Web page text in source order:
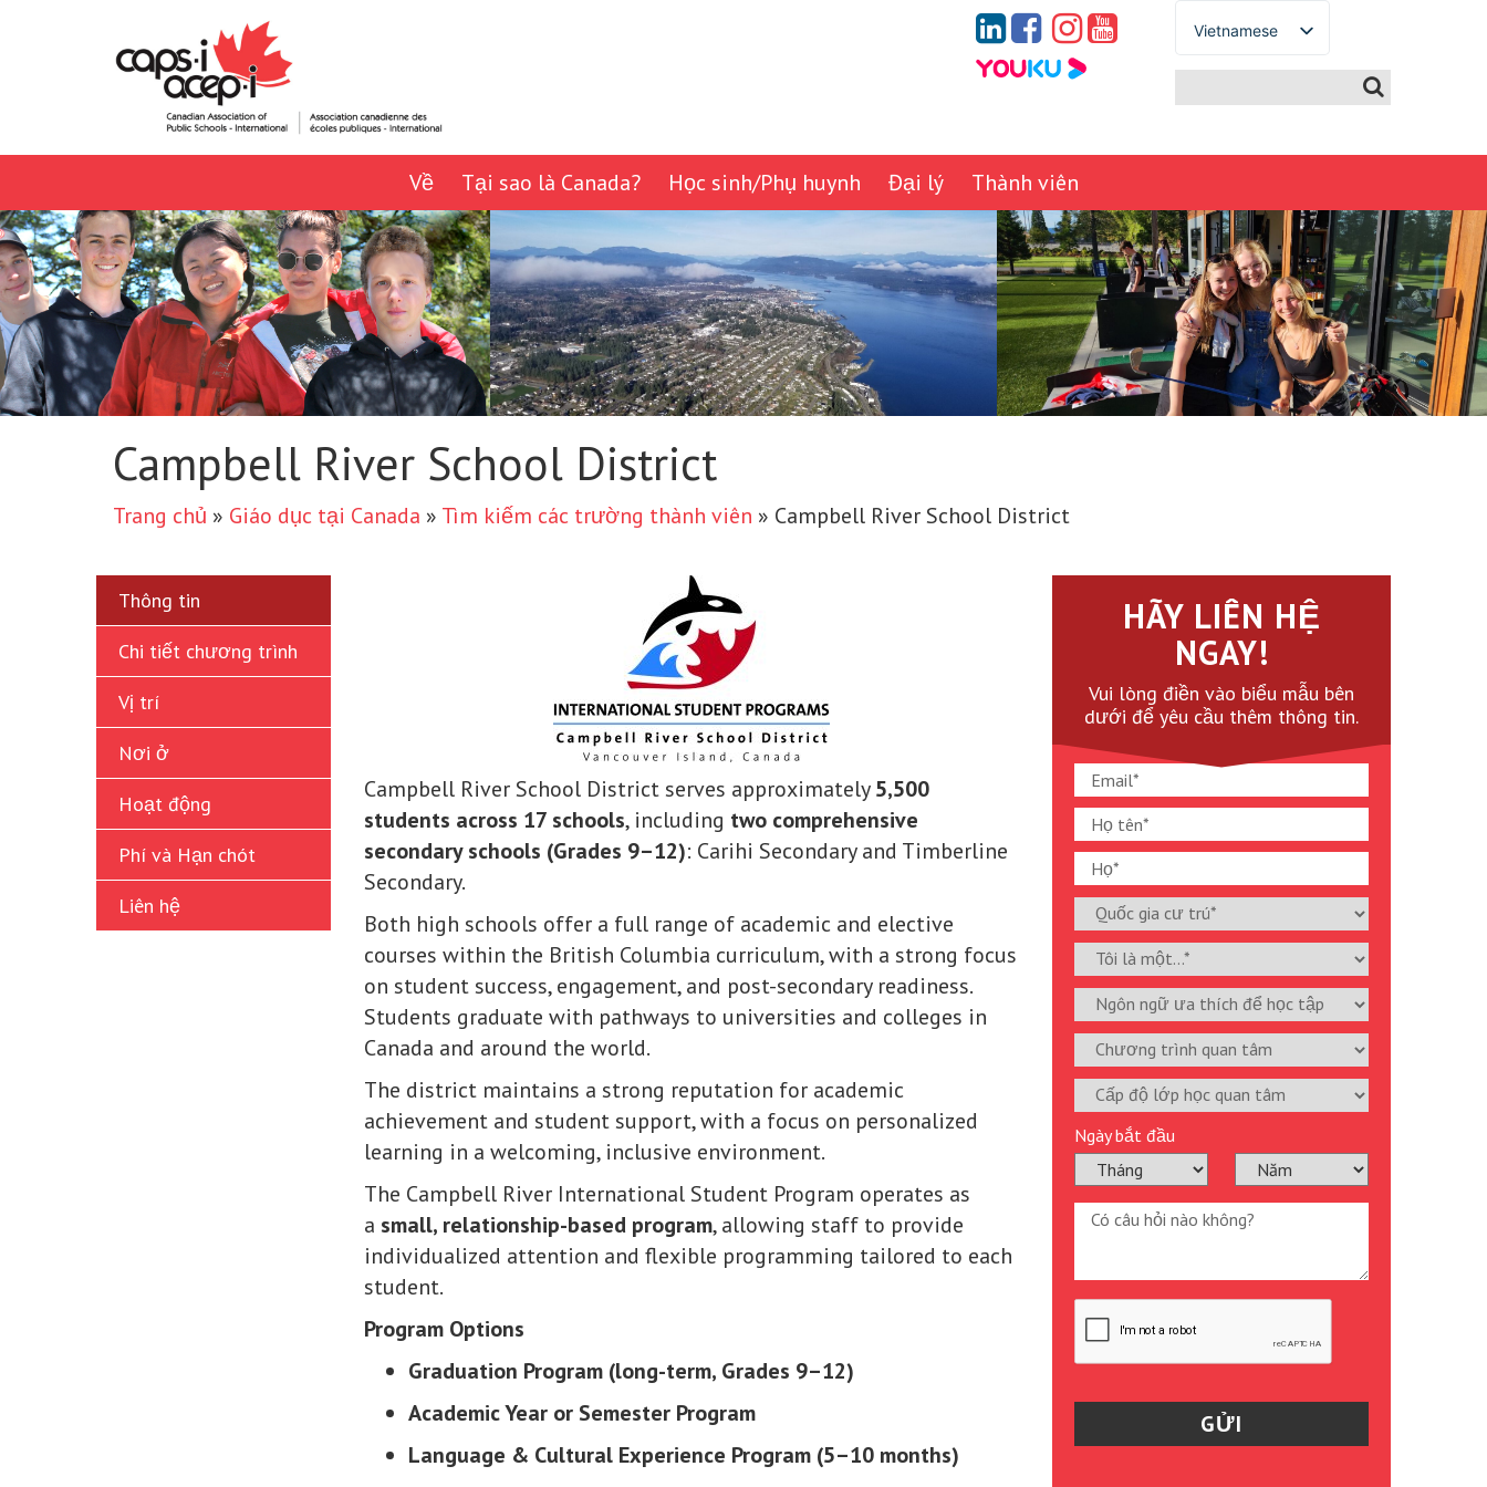
Vietnamese
German
Portuguese
Arabic
Russian
Japanese
Korean
Chinese
Thai
Về Tại sao là Canada? Học sinh/Phụ huynh Đại lý Thành viên
Campbell River School District
Trang chủ » Giáo dục tại Canada » Tìm kiếm các trường thành viên » Campbell River School District
Thông tin
Chi tiết chương trình
Vị trí
Nơi ở
Hoạt động
Phí và Hạn chót
Liên hệ
Campbell River School District serves approximately5,500
students across 17 schools, including two comprehensive
secondary schools (Grades 9–12): Carihi Secondary and Timberline
Secondary.
Both high schools offer a full range of academic and elective
courses within the British Columbia curriculum, with a strong focus
on student success, engagement, and post-secondary readiness.
Students graduate with pathways to universities and colleges in
Canada and around the world.
The district maintains a strong reputation for academic
achievement and student support, with a focus on personalized
learning in a welcoming, inclusive environment.
The Campbell River International Student Program operates as
a small, relationship-based program, allowing staff to provide
individualized attention and flexible programming tailored to each
student.
Program Options
Graduation Program (long-term, Grades 9–12)
Academic Year or Semester Program
Language & Cultural Experience Program (5–10 months)
HÃY LIÊN HỆ
NGAY!
Vui lòng điền vào biểu mẫu bên
dưới để yêu cầu thêm thông tin.
Ngày bắt đầu